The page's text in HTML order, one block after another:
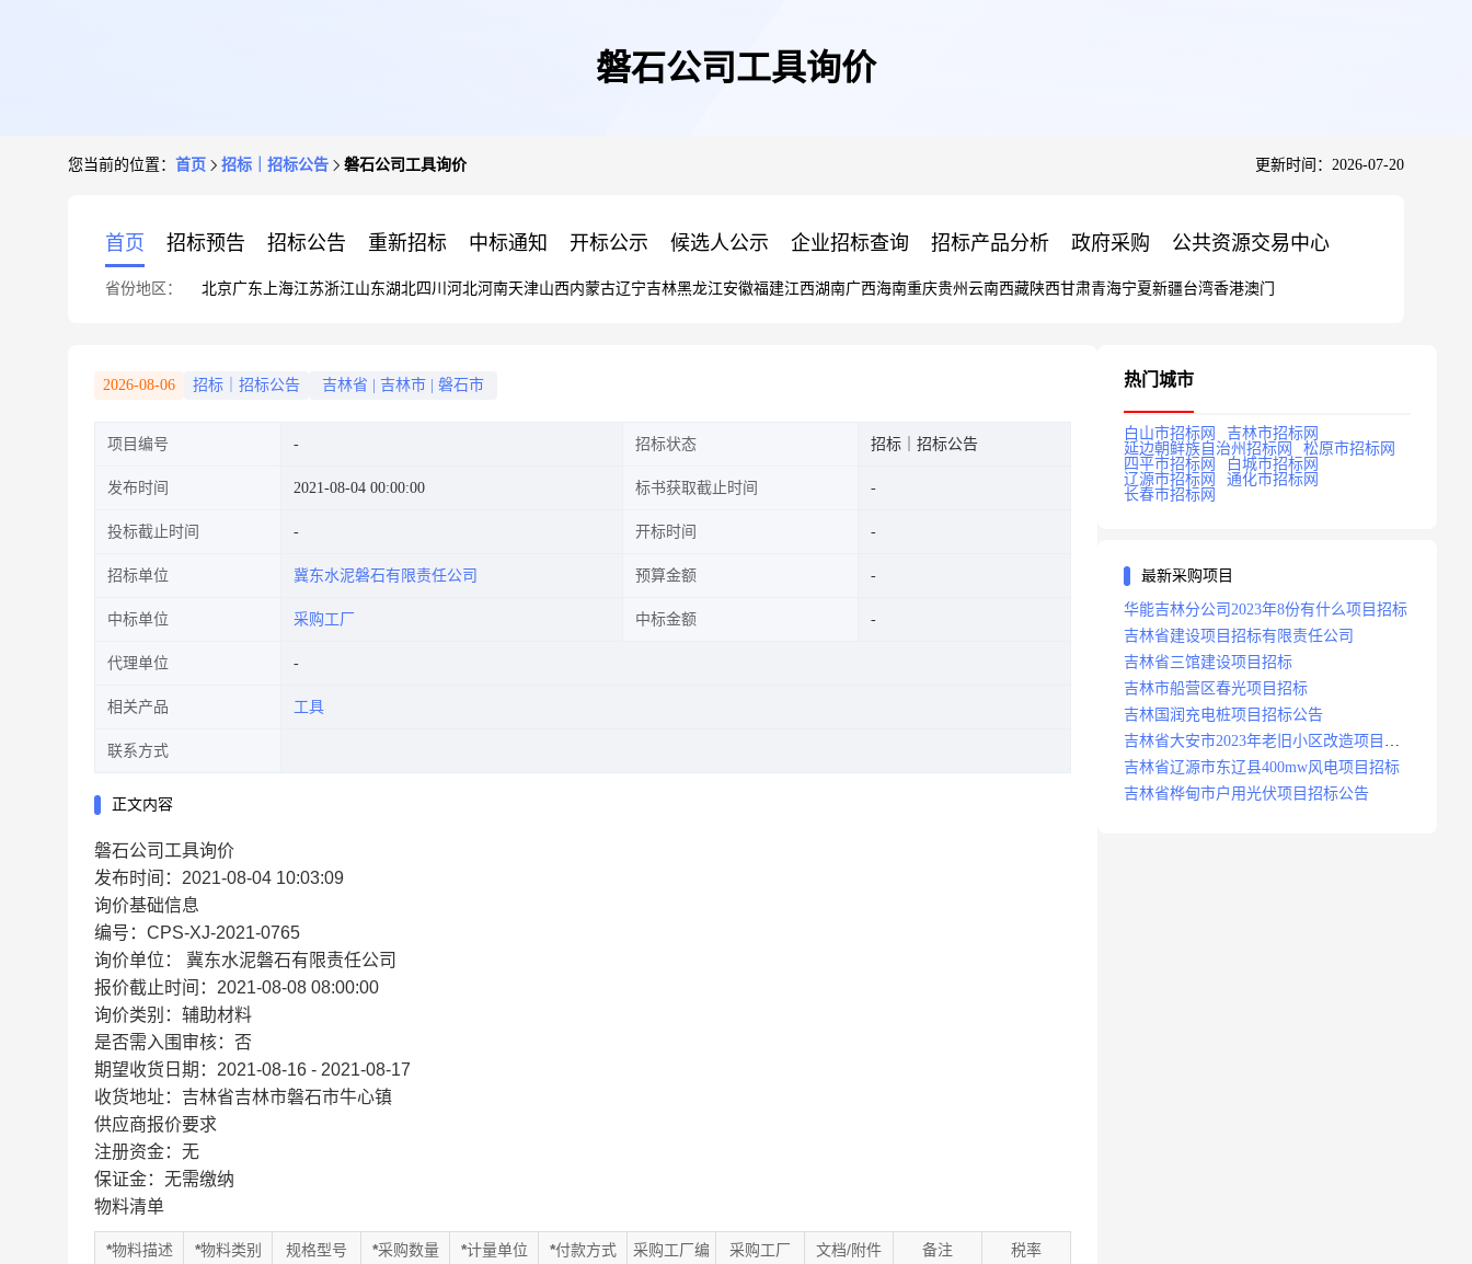
磐石公司工具询价
您当前的位置： 首页 招标｜招标公告 磐石公司工具询价 更新时间：2026-07-20
首页 招标预告 招标公告 重新招标 中标通知 开标公示 候选人公示 企业招标查询 招标产品分析 政府采购 公共资源交易中心
省份地区： 北京广东 上海江苏浙江山东湖北四川 河北河南天津山西内蒙古辽宁吉林黑龙江安徽福建江西湖南广西海南重庆贵州 云南西藏陕西甘肃青海宁夏新疆台湾香港澳门
2026-08-06 招标｜招标公告 吉林省 吉林市 磐石市
项目编号 招标状态 招标｜招标公告
发布时间 2021-08-04 00:00:00 标书获取截止时间
投标截止时间 开标时间
招标单位 冀东水泥磐石有限责任公司 预算金额
中标单位 采购工厂 中标金额
代理单位
相关产品 工具
联系方式
正文内容
磐石公司工具询价
发布时间：2021-08-04 10:03:09
询价基础信息
编号：CPS-XJ-2021-0765
询价单位： 冀东水泥磐石有限责任公司
报价截止时间：2021-08-08 08:00:00
询价类别：辅助材料
是否需入围审核：否
期望收货日期：2021-08-16 - 2021-08-17
收货地址：吉林省吉林市磐石市牛心镇
供应商报价要求
注册资金：无
保证金：无需缴纳
物料清单
*物料描述
*物料类别 规格型号 *采购数量 *计量单位 *付款方式
采购工厂编
采购工厂 文档/附件 备注 税率
热门城市
白山市招标网
吉林市招标网
延边朝鲜族自治州招标网
松原市招标网
四平市招标网
白城市招标网
辽源市招标网
通化市招标网
长春市招标网
最新采购项目
华能吉林分公司2023年8份有什么项目招标
吉林省建设项目招标有限责任公司
吉林省三馆建设项目招标
吉林市船营区春光项目招标
吉林国润充电桩项目招标公告
吉林省大安市2023年老旧小区改造项目招
标公告
吉林省辽源市东辽县400mw风电项目招标
吉林省桦甸市户用光伏项目招标公告